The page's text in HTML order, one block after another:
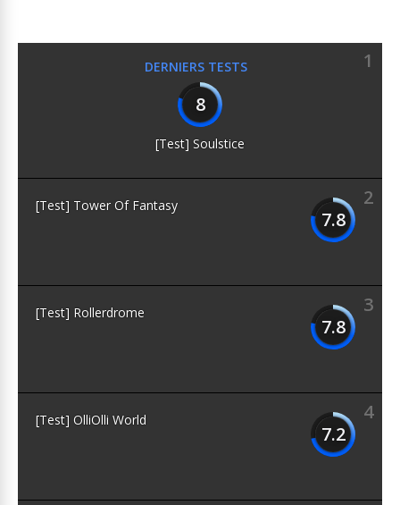
DERNIERS TESTS
1
8
[Test] Soulstice
2
7.8
[Test] Tower Of Fantasy
3
7.8
[Test] Rollerdrome
4
7.2
[Test] OlliOlli World